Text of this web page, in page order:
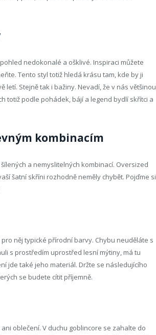
nedokonalé a ošklivé. Inspiraci můžete
Tento styl totiž hledá krásu tam, kde by ji
letí. Stejně tak i bažiny. Nevadí, že v nás většinou
totiž podle pohádek, bájí a legend bydlí skřítci a
kombinacím
a nemyslitelných kombinací. Oversized
šatní skříni rozhodně neměly chybět. Pojďme si
něj typické přírodní barvy. Chybu neuděláte s
s prostředím uprostřed lesní mýtiny, má tu
jde také jeho materiál. Držte se následujícího
se budete cítit příjemně.
oblečení. V duchu goblincore se zahalte do